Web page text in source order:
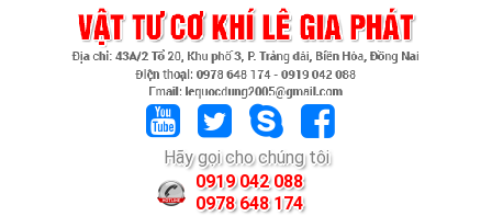
Hãy gọi cho chúng tôi
0919 042 088
0978 648 174